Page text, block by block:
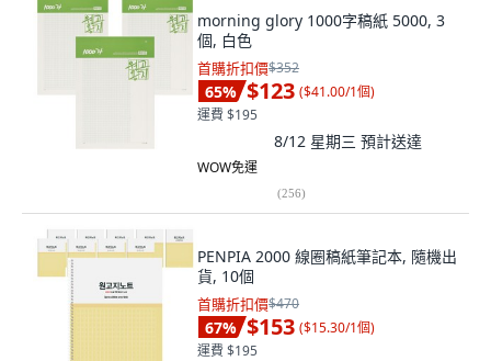
morning glory 1000字稿紙 5000, 3
個, 白色
首購折扣價$352
65% $123 ($41.00/1個)
運費 $195
8/12 星期三 預計送達
WOW免運
(256)
PENPIA 2000 線圈稿紙筆記本, 隨機出
貨, 10個
首購折扣價$470
67% $153 ($15.30/1個)
運費 $195